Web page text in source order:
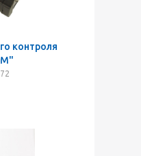
контроля